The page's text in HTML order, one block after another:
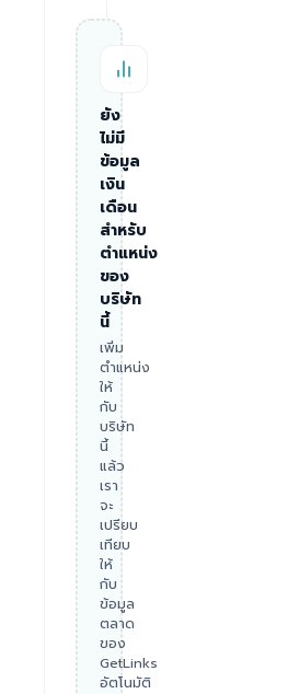
ยัง
ไม่มี
ข้อมูล
เงิน
เดือน
สำหรับ
ตำแหน่ง
ของ
บริษัท
นี้
เพิ่ม
ตำแหน่ง
ให้
กับ
บริษัท
นี้
แล้ว
เรา
จะ
เปรียบ
เทียบ
ให้
กับ
ข้อมูล
ตลาด
ของ
GetLinks
อัตโนมัติ